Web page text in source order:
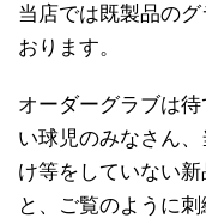
当店では既製品の
おります。
オーダーグラブは
い球児のみなさん
け等をしていない
と、ご覧のように